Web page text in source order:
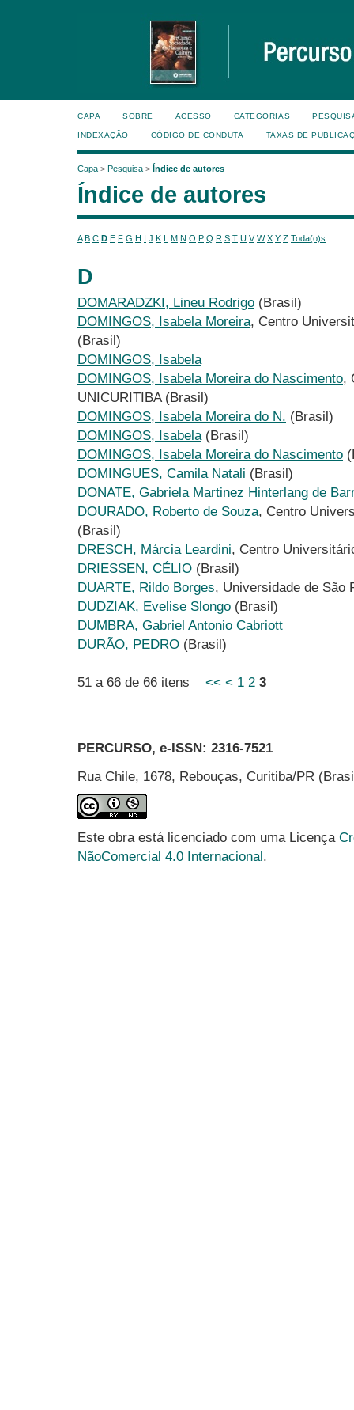
CAPA SOBRE ACESSO CATEGORIAS
INDEXAÇÃO CÓDIGO DE CONDUTA TAXAS DE
Capa > Pesquisa > Índice de autores
Índice de autores
A B C D E F G H I J K L M N O P Q R S T U V W X Y Z Toda(o)s
D
DOMARADZKI, Lineu Rodrigo (Brasil)
DOMINGOS, Isabela Moreira, Centro
(Brasil)
DOMINGOS, Isabela
DOMINGOS, Isabela Moreira do Nascimento,
UNICURITIBA (Brasil)
DOMINGOS, Isabela Moreira do N. (Brasil)
DOMINGOS, Isabela(Brasil)
DOMINGOS, Isabela Moreira do Nascimento
DOMINGUES, Camila Natali (Brasil)
DONATE, Gabriela Martinez Hinterlang de
DOURADO, Roberto de Souza, Centro
(Brasil)
DRESCH, Márcia Leardini, Centro
DRIESSEN, CÉLIO (Brasil)
DUARTE, Rildo Borges, Universidade de São
DUDZIAK, Evelise Slongo (Brasil)
DUMBRA, Gabriel Antonio Cabriott
DURÃO, PEDRO (Brasil)
51 a 66 de 66 itens << < 1 2 3
PERCURSO, e-ISSN: 2316-7521
Rua Chile, 1678, Rebouças, Curitiba/PR
Este obra está licenciado com uma Licença
NãoComercial 4.0 Internacional.